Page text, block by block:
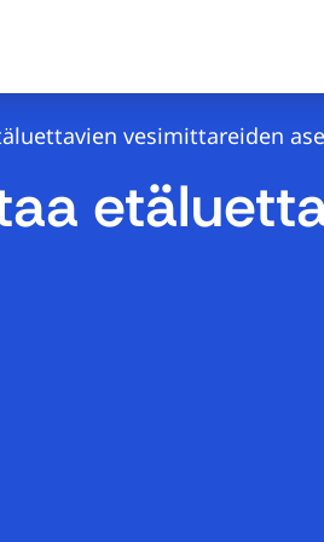
vesimittareiden